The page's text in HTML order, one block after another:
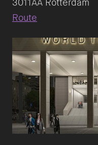
Route